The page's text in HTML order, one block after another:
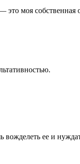
моя собственная
ее и